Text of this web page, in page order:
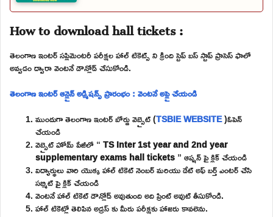
How to download hall tickets :
తెలంగాణ ఇంటర్ సప్లిమెంటరీ పరీక్షల హాల్ టికెట్స్ ని క్రింది స్టెప్ బస్ స్టాప్ ప్రాసెస్ ఫాలో
అవ్వడం ద్వారా వెంటనే డౌన్లోడ్ చేసుకోండి.
తెలంగాణ ఇంటర్ ఆన్లైన్ అడ్మిషన్స్ ప్రారంభం : వెంటనే అప్లై చేయండి
ముందుగా తెలంగాణ ఇంటర్ బోర్డు వెబ్సైట్ (TSBIE WEBSITE)ఓపెన్
చేయండి
వెబ్సైట్ హోమ్ పేజీలో “TS Inter 1st year and 2nd year
supplementary exams hall tickets” ఆప్షన్ పై క్లిక్ చేయండి
విద్యార్థులు వారి యొక్క హాల్ టికెట్ నెంబర్ మరియు డేట్ అఫ్ బర్త్ ఎంటర్ చేసి
సబ్మిట్ పై క్లిక్ చేయండి
వెంటనే హాల్ టికెట్ డౌన్లోడ్ అవుతుంది అది ప్రింట్ అవుట్ తీసుకోండి.
హాల్ టికెట్లో తెలిపిన అడ్రస్ కు మీరు పరీక్షకు హాజరు కావలెను.